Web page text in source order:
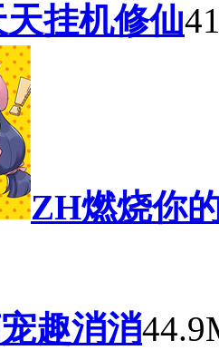
天挂机修仙
ZH燃烧你
趣消消